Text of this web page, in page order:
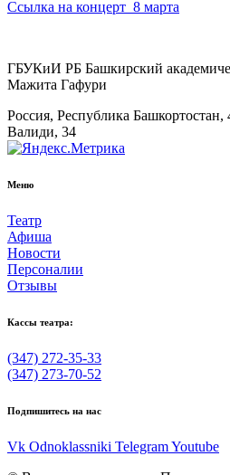
Ссылка на концерт 8 марта
ГБУКиИ РБ Башкирский
Мажита Гафури
Россия, Республика Башкортостан,
Валиди, 34
Меню
Театр
Афиша
Новости
Персоналии
Отзывы
Кассы театра:
(347) 272-35-33
(347) 273-70-52
Подпишитесь на нас
Vk Odnoklassniki TelegramYoutube